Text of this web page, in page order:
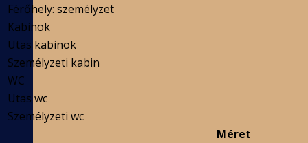
Férőhely: személyzet
Kabinok
Utas kabinok
Személyzeti kabin
WC
Utas wc
Személyzeti wc
Méret